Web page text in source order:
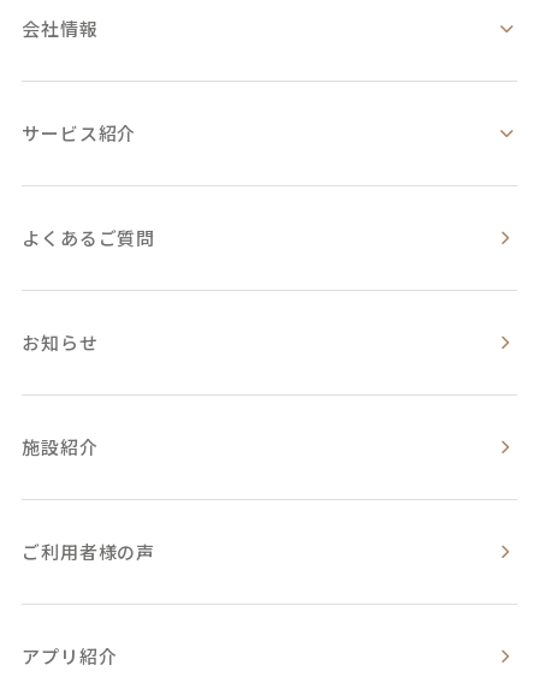
会社情報
サービス紹介
よくあるご質問
お知らせ
施設紹介
ご利用者様の声
アプリ紹介